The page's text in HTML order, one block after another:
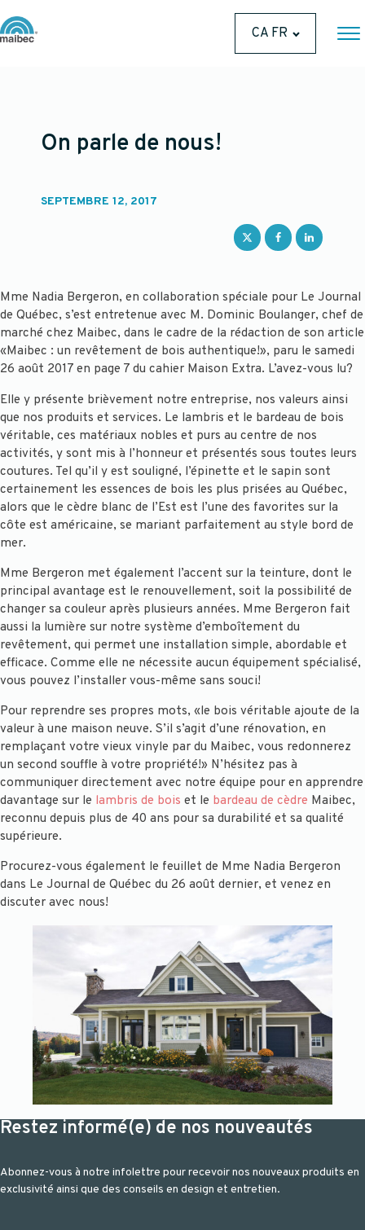
CA FR
On parle de nous!
SEPTEMBRE 12, 2017
Mme Nadia Bergeron, en collaboration spéciale pour Le Journal
de Québec, s’est entretenue avec M. Dominic Boulanger, chef de
marché chez Maibec, dans le cadre de la rédaction de son article
«Maibec : un revêtement de bois authentique!», paru le samedi
26 août 2017 en page 7 du cahier Maison Extra. L’avez-vous lu?
Elle y présente brièvement notre entreprise, nos valeurs ainsi
que nos produits et services. Le lambris et le bardeau de bois
véritable, ces matériaux nobles et purs au centre de nos
activités, y sont mis à l’honneur et présentés sous toutes leurs
coutures. Tel qu’il y est souligné, l’épinette et le sapin sont
certainement les essences de bois les plus prisées au Québec,
alors que le cèdre blanc de l’Est est l’une des favorites sur la
côte est américaine, se mariant parfaitement au style bord de
mer.
Mme Bergeron met également l’accent sur la teinture, dont le
principal avantage est le renouvellement, soit la possibilité de
changer sa couleur après plusieurs années. Mme Bergeron fait
aussi la lumière sur notre système d’emboîtement du
revêtement, qui permet une installation simple, abordable et
efficace. Comme elle ne nécessite aucun équipement spécialisé,
vous pouvez l’installer vous-même sans souci!
Pour reprendre ses propres mots, «le bois véritable ajoute de la
valeur à une maison neuve. S’il s’agit d’une rénovation, en
remplaçant votre vieux vinyle par du Maibec, vous redonnerez
un second souffle à votre propriété!» N’hésitez pas à
communiquer directement avec notre équipe pour en apprendre
davantage sur le lambris de bois et le bardeau de cèdre Maibec,
reconnu depuis plus de 40 ans pour sa durabilité et sa qualité
supérieure.
Procurez-vous également le feuillet de Mme Nadia Bergeron
dans Le Journal de Québec du 26 août dernier, et venez en
discuter avec nous!
Restez informé(e) de nos nouveautés
Abonnez-vous à notre infolettre pour recevoir nos nouveaux produits en
exclusivité ainsi que des conseils en design et entretien.